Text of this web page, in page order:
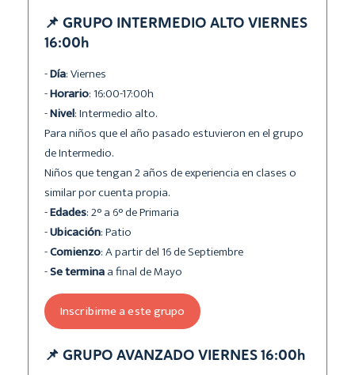
📌 GRUPO INTERMEDIO ALTO VIERNES
16:00h
-Día: Viernes
-Horario: 16:00-17:00h
-Nivel: Intermedio alto.
Para niños que el año pasado estuvieron en el grupo
de Intermedio.
Niños que tengan 2 años de experiencia en clases o
similar por cuenta propia.
-Edades: 2° a 6° de Primaria
-Ubicación: Patio
-Comienzo: A partir del 16 de Septiembre
-Se terminaa final de Mayo
Inscribirme a este grupo
📌 GRUPO AVANZADO VIERNES 16:00h